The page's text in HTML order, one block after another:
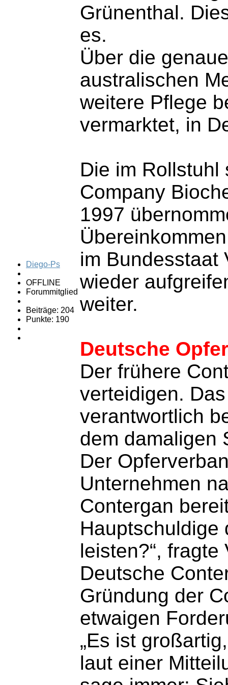
Diego-Ps
OFFLINE
Forummitglied
Beiträge: 204
Punkte: 190
Grünenthal.
es.
Über die
australischen
weitere Pflege
vermarktet, in
Die im
Company
1997
im Bundesstaat
wieder
weiter.
Deutsche
Der frühere
verteidigen.
verantwortlich
dem damaligen
Der
Unternehmen
Contergan
Hauptschuldige
leisten?“,
Deutsche
Gründung der
etwaigen
„Es ist
laut einer